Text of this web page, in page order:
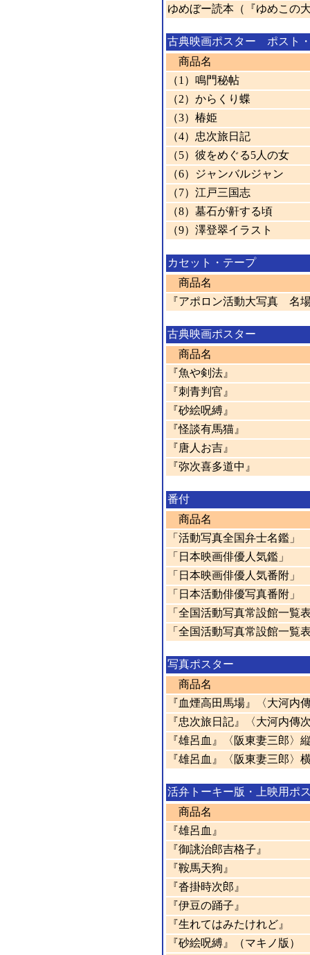
ゆめぼー読本（『ゆめこの
古典映画ポスター ポスト
商品名
（1）鳴門秘帖
（2）からくり蝶
（3）椿姫
（4）忠次旅日記
（5）彼をめぐる5人の女
（6）ジャンバルジャン
（7）江戸三国志
（8）墓石が鼾する頃
（9）澤登翠イラスト
カセット・テープ
商品名
『アポロン活動大写真 名
古典映画ポスター
商品名
『魚や剣法』
『刺青判官』
『砂絵呪縛』
『怪談有馬猫』
『唐人お吉』
『弥次喜多道中』
番付
商品名
「活動写真全国弁士名鑑」
「日本映画俳優人気鑑」
「日本映画俳優人気番附」
「日本活動俳優写真番附」
「全国活動写真常設館一覧
「全国活動写真常設館一覧
写真ポスター
商品名
『血煙高田馬場』〈大河内
『忠次旅日記』〈大河内傳
『雄呂血』〈阪東妻三郎〉
『雄呂血』〈阪東妻三郎〉
活弁トーキー版・上映用ポ
商品名
『雄呂血』
『御誂治郎吉格子』
『鞍馬天狗』
『沓掛時次郎』
『伊豆の踊子』
『生れてはみたけれど』
『砂絵呪縛』（マキノ版）